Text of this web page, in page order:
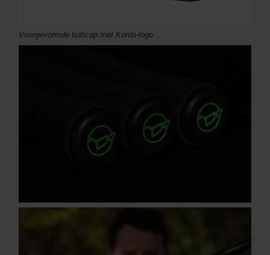
Voorgevormde buttcap met Korda-logo